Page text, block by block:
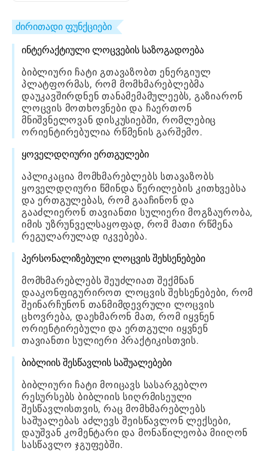
ძირითადი ფუნქციები
ინტერაქტიული ლოცვების საზოგადოება
ბიბლიური ჩატი გთავაზობთ ენერგიულ
პლატფორმას, რომ მომხმარებლებმა
დაუკავშირდნენ თანამემამულეებს, გაზიარონ
ლოცვის მოთხოვნები და ჩაერთონ
მნიშვნელოვან დისკუსიებში, რომლებიც
ორიენტირებულია რწმენის გარშემო.
ყოველდღიური ერთგულები
აპლიკაცია მომხმარებლებს სთავაზობს
ყოველდღიური წმინდა წერილების კითხვებსა
და ერთგულებას, რომ გააჩინონ და
გააძლიერონ თავიანთი სულიერი მოგზაურობა,
იმის უზრუნველსაყოფად, რომ მათი რწმენა
რეგულარულად იკვებება.
პერსონალიზებული ლოცვის შეხსენებები
მომხმარებლებს შეუძლიათ შექმნან
დააკონფიგურიროთ ლოცვის შეხსენებები, რომ
შეინარჩუნონ თანმიმდევრული ლოცვის
ცხოვრება, დაეხმარონ მათ, რომ იყვნენ
ორიენტირებული და ერთგული იყვნენ
თავიანთი სულიერი პრაქტიკისთვის.
ბიბლიის შესწავლის საშუალებები
ბიბლიური ჩატი მოიცავს სასარგებლო
რესურსებს ბიბლიის სიღრმისეული
შესწავლისთვის, რაც მომხმარებლებს
საშუალებას აძლევს შეისწავლონ ლექსები,
დაუშვან კომენტარი და მონაწილეობა მიიღონ
სასწავლო ჯგუფებში.